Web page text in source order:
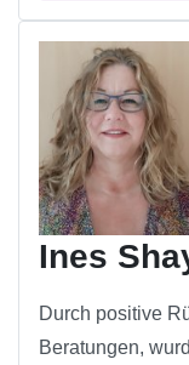
Ines
Durch positive
Beratungen,